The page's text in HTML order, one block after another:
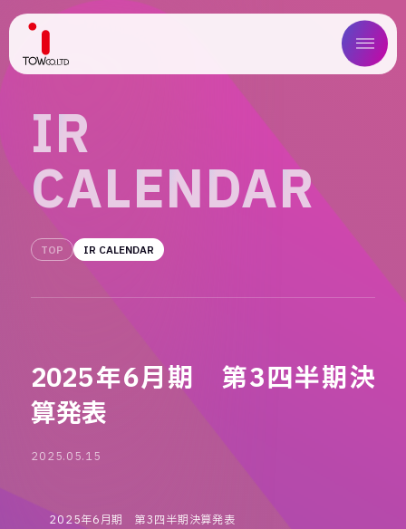
ABOUT US
WORKS
MAGAZINE
COMPANY
IR
CALENDAR
TOP IR CALENDAR
2025年6月期 第3四半期決
算発表
2025.05.15
2025年6月期 第3四半期決算発表